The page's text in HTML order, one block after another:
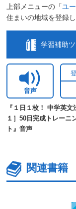
上部メニューの「ユ
住まいの地域を登録し
学習補助
音声
『１日１枚！ 中学英
１］50日完成トレーニ
ト』音声
関連書籍